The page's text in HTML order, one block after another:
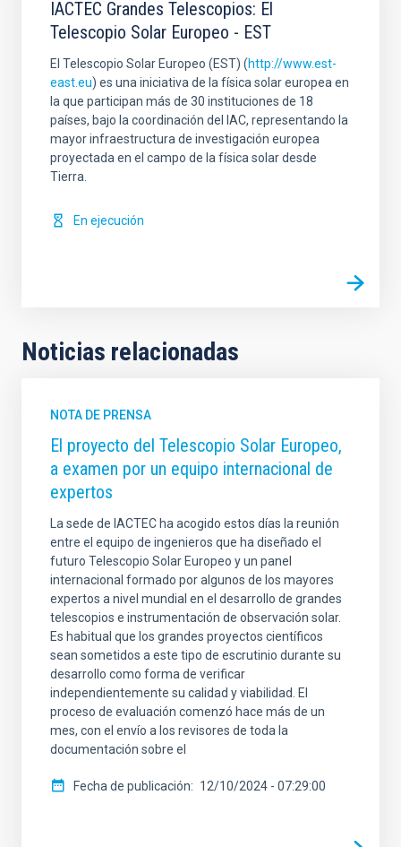
IACTEC Grandes Telescopios: El
Telescopio Solar Europeo - EST
El Telescopio Solar Europeo (EST) (http://www.est-
east.eu) es una iniciativa de la física solar europea en
la que participan más de 30 instituciones de 18
países, bajo la coordinación del IAC, representando la
mayor infraestructura de investigación europea
proyectada en el campo de la física solar desde
Tierra.
En ejecución
Noticias relacionadas
NOTA DE PRENSA
El proyecto del Telescopio Solar Europeo,
a examen por un equipo internacional de
expertos
La sede de IACTEC ha acogido estos días la reunión
entre el equipo de ingenieros que ha diseñado el
futuro Telescopio Solar Europeo y un panel
internacional formado por algunos de los mayores
expertos a nivel mundial en el desarrollo de grandes
telescopios e instrumentación de observación solar.
Es habitual que los grandes proyectos científicos
sean sometidos a este tipo de escrutinio durante su
desarrollo como forma de verificar
independientemente su calidad y viabilidad. El
proceso de evaluación comenzó hace más de un
mes, con el envío a los revisores de toda la
documentación sobre el
Fecha de publicación 12/10/2024 - 07:29:00